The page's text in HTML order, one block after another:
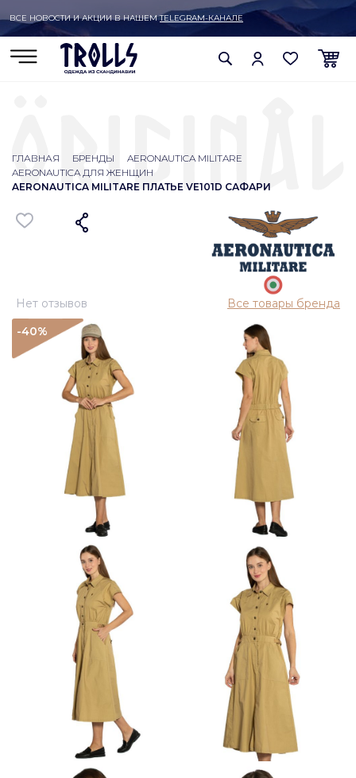
ВСЕ НОВОСТИ И АКЦИИ В НАШЕМTELEGRAM-КАНАЛЕ
ГЛАВНАЯ БРЕНДЫ
AERONAUTICA MILITARE
AERONAUTICA ДЛЯ ЖЕНЩИН
AERONAUTICA MILITARE ПЛАТЬЕ VE101D САФАРИ
Нет отзывов
Все товары бренда
-40%